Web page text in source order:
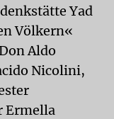
Yad
Völkern«
Aldo
Nicolini,
Ermella